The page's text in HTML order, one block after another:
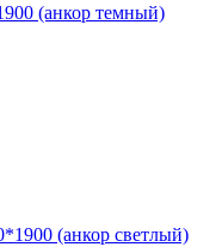
(анкор темный)